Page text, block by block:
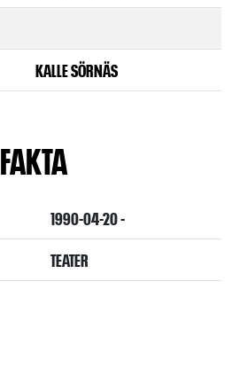
KALLE SÖRNÄS
FAKTA
1990-04-20 -
TEATER